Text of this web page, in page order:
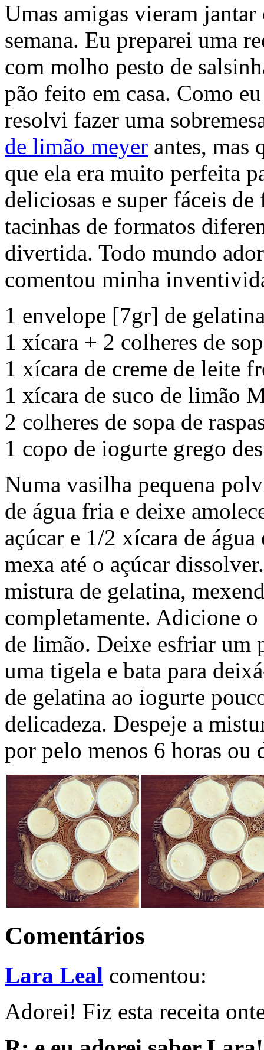
Umas amigas vieram
semana. Eu preparei uma
com molho pesto de
pão feito em casa. Como
resolvi fazer uma
de limão meyer antes, mas
que ela era muito perfeita
deliciosas e super fáceis
tacinhas de formatos
divertida. Todo mundo
comentou minha
1 envelope [7gr] de
1 xícara + 2 colheres de
1 xícara de creme de leite
1 xícara de suco de limão
2 colheres de sopa de
1 copo de iogurte grego
Numa vasilha pequena
de água fria e deixe
açúcar e 1/2 xícara de
mexa até o açúcar
mistura de gelatina,
completamente. Adicione o
de limão. Deixe esfriar um
uma tigela e bata para
de gelatina ao iogurte
delicadeza. Despeje a
por pelo menos 6 horas ou
Comentários
Lara Leal comentou:
Adorei! Fiz esta receita